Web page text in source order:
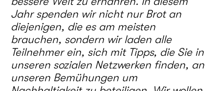
Jahr spenden wir nicht nur Brot an
diejenigen, die es am meisten
brauchen, sondern wir laden alle
Teilnehmer ein, sich mit Tipps, die Sie in
unseren sozialen Netzwerken finden, an
unseren Bemühungen um